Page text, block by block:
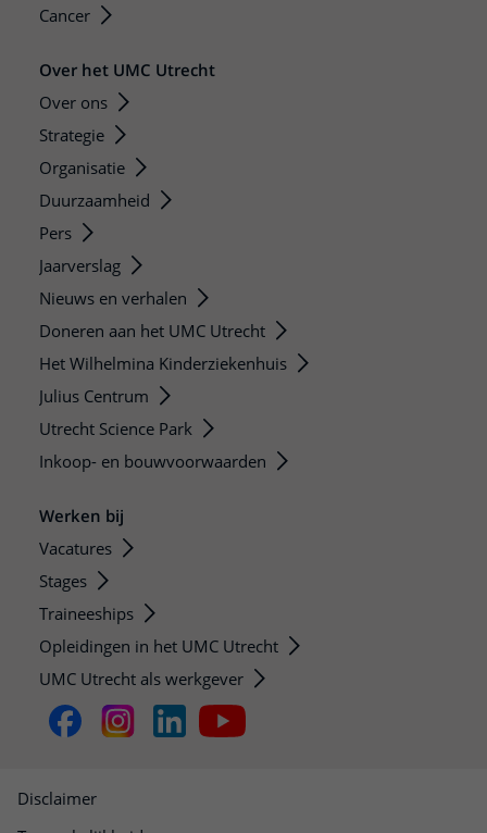
Cancer
Over het UMC Utrecht
Over ons
Strategie
Organisatie
Duurzaamheid
Pers
Jaarverslag
Nieuws en verhalen
Doneren aan het UMC Utrecht
Het Wilhelmina Kinderziekenhuis
Julius Centrum
Utrecht Science Park
Inkoop- en bouwvoorwaarden
Werken bij
Vacatures
Stages
Traineeships
Opleidingen in het UMC Utrecht
UMC Utrecht als werkgever
Disclaimer